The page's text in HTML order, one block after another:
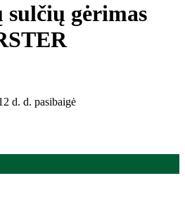
gėrimas
d. d. pasibaigė